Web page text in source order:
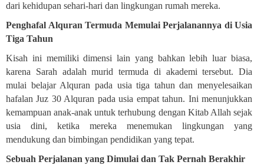
dari kehidupan sehari-hari dan lingkungan rumah mereka.
Penghafal Alquran Termuda Memulai Perjalanannya di Usia
Tiga Tahun
Kisah ini memiliki dimensi lain yang bahkan lebih luar biasa,
karena Sarah adalah murid termuda di akademi tersebut. Dia
mulai belajar Alquran pada usia tiga tahun dan menyelesaikan
hafalan Juz 30 Alquran pada usia empat tahun. Ini menunjukkan
kemampuan anak-anak untuk terhubung dengan Kitab Allah sejak
usia dini, ketika mereka menemukan lingkungan yang
mendukung dan bimbingan pendidikan yang tepat.
Sebuah Perjalanan yang Dimulai dan Tak Pernah Berakhir